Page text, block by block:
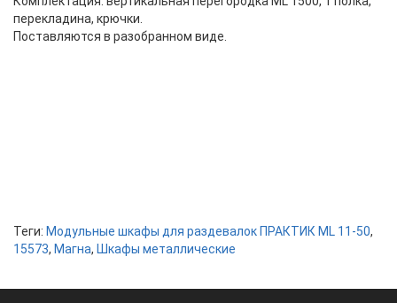
перекладина, крючки.
Поставляются в разобранном виде.
Теги: Модульные шкафы для раздевалок ПРАКТИК ML 11-50,
15573, Магна, Шкафы металлические